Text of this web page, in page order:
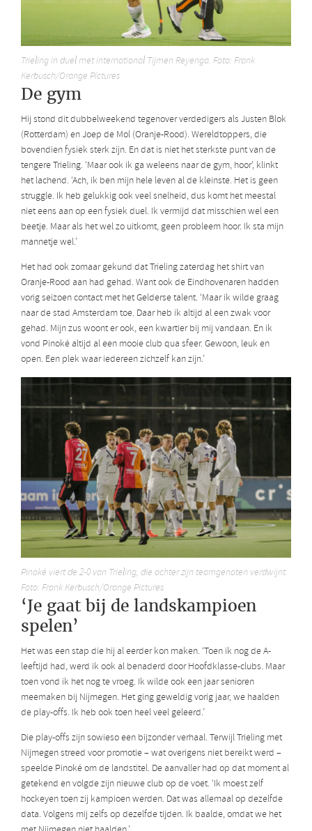
Trieling in duel met international Tijmen Reyenga. Foto: Frank
Kerbusch/Orange Pictures
De gym
Hij stond dit dubbelweekend tegenover verdedigers als Justen Blok
(Rotterdam) en Joep de Mol (Oranje-Rood). Wereldtoppers, die
bovendien fysiek sterk zijn. En dat is niet het sterkste punt van de
tengere Trieling. ‘Maar ook ik ga weleens naar de gym, hoor’, klinkt
het lachend. ‘Ach, ik ben mijn hele leven al de kleinste. Het is geen
struggle. Ik heb gelukkig ook veel snelheid, dus komt het meestal
niet eens aan op een fysiek duel. Ik vermijd dat misschien wel een
beetje. Maar als het wel zo uitkomt, geen probleem hoor. Ik sta mijn
mannetje wel.’
Het had ook zomaar gekund dat Trieling zaterdag het shirt van
Oranje-Rood aan had gehad. Want ook de Eindhovenaren hadden
vorig seizoen contact met het Gelderse talent. ‘Maar ik wilde graag
naar de stad Amsterdam toe. Daar heb ik altijd al een zwak voor
gehad. Mijn zus woont er ook, een kwartier bij mij vandaan. En ik
vond Pinoké altijd al een mooie club qua sfeer. Gewoon, leuk en
open. Een plek waar iedereen zichzelf kan zijn.’
Pinoké viert de 2-0 van Trieling, die achter zijn teamgenoten verdwijnt.
Foto: Frank Kerbusch/Orange Pictures
‘Je gaat bij de landskampioen
spelen’
Het was een stap die hij al eerder kon maken. ‘Toen ik nog de A-
leeftijd had, werd ik ook al benaderd door Hoofdklasse-clubs. Maar
toen vond ik het nog te vroeg. Ik wilde ook een jaar senioren
meemaken bij Nijmegen. Het ging geweldig vorig jaar, we haalden
de play-offs. Ik heb ook toen heel veel geleerd.’
Die play-offs zijn sowieso een bijzonder verhaal. Terwijl Trieling met
Nijmegen streed voor promotie – wat overigens niet bereikt werd –
speelde Pinoké om de landstitel. De aanvaller had op dat moment al
getekend en volgde zijn nieuwe club op de voet. ‘Ik moest zelf
hockeyen toen zij kampioen werden. Dat was allemaal op dezelfde
data. Volgens mij zelfs op dezelfde tijden. Ik baalde, omdat we het